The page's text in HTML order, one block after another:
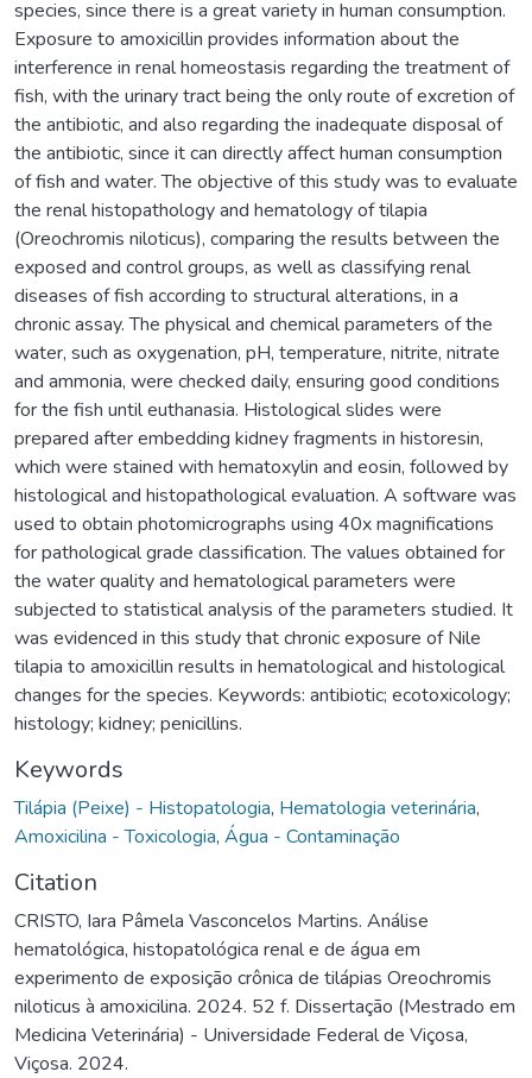
species, since there is a great variety in human consumption.
Exposure to amoxicillin provides information about the
interference in renal homeostasis regarding the treatment of
fish, with the urinary tract being the only route of excretion of
the antibiotic, and also regarding the inadequate disposal of
the antibiotic, since it can directly affect human consumption
of fish and water. The objective of this study was to evaluate
the renal histopathology and hematology of tilapia
(Oreochromis niloticus), comparing the results between the
exposed and control groups, as well as classifying renal
diseases of fish according to structural alterations, in a
chronic assay. The physical and chemical parameters of the
water, such as oxygenation, pH, temperature, nitrite, nitrate
and ammonia, were checked daily, ensuring good conditions
for the fish until euthanasia. Histological slides were
prepared after embedding kidney fragments in historesin,
which were stained with hematoxylin and eosin, followed by
histological and histopathological evaluation. A software was
used to obtain photomicrographs using 40x magnifications
for pathological grade classification. The values obtained for
the water quality and hematological parameters were
subjected to statistical analysis of the parameters studied. It
was evidenced in this study that chronic exposure of Nile
tilapia to amoxicillin results in hematological and histological
changes for the species. Keywords: antibiotic; ecotoxicology;
histology; kidney; penicillins.
Keywords
Tilápia (Peixe) - Histopatologia, Hematologia veterinária,
Amoxicilina - Toxicologia, Água - Contaminação
Citation
CRISTO, Iara Pâmela Vasconcelos Martins. Análise
hematológica, histopatológica renal e de água em
experimento de exposição crônica de tilápias Oreochromis
niloticus à amoxicilina. 2024. 52 f. Dissertação (Mestrado em
Medicina Veterinária) - Universidade Federal de Viçosa,
Viçosa. 2024.